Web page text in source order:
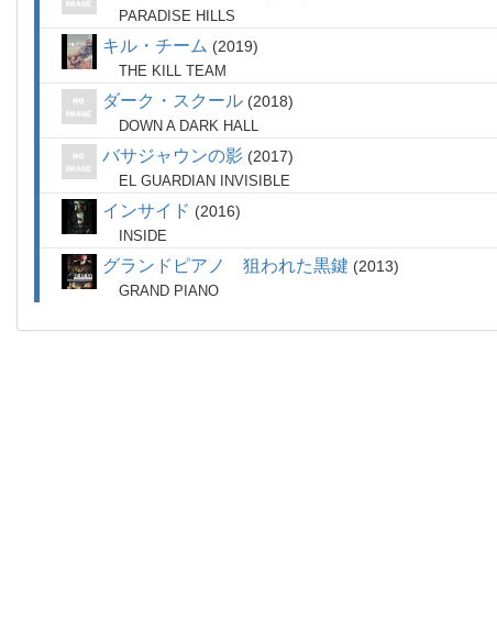
PARADISE HILLS
キル・チーム 2019
THE KILL TEAM
ダーク・スクール 2018
DOWN A DARK HALL
バサジャウンの影 2017
EL GUARDIAN INVISIBLE
インサイド 2016
INSIDE
グランドピアノ 狙われた黒鍵 2013
GRAND PIANO